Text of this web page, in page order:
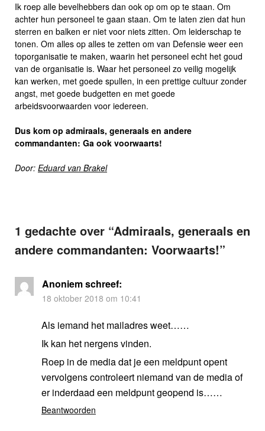
Ik roep alle bevelhebbers dan ook op om op te staan. Om
achter hun personeel te gaan staan. Om te laten zien dat hun
sterren en balken er niet voor niets zitten. Om leiderschap te
tonen. Om alles op alles te zetten om van Defensie weer een
toporganisatie te maken, waarin het personeel echt het goud
van de organisatie is. Waar het personeel zo veilig mogelijk
kan werken, met goede spullen, in een prettige cultuur zonder
angst, met goede budgetten en met goede
arbeidsvoorwaarden voor iedereen.
Dus kom op admiraals, generaals en andere
commandanten: Ga ook voorwaarts!
Door: Eduard van Brakel
1 gedachte over “Admiraals, generaals en
andere commandanten: Voorwaarts!”
Anoniemschreef:
18 oktober 2018 om 10:41
Als iemand het mailadres weet……
Ik kan het nergens vinden.
Roep in de media dat je een meldpunt opent
vervolgens controleert niemand van de media of
er inderdaad een meldpunt geopend is……
Beantwoorden